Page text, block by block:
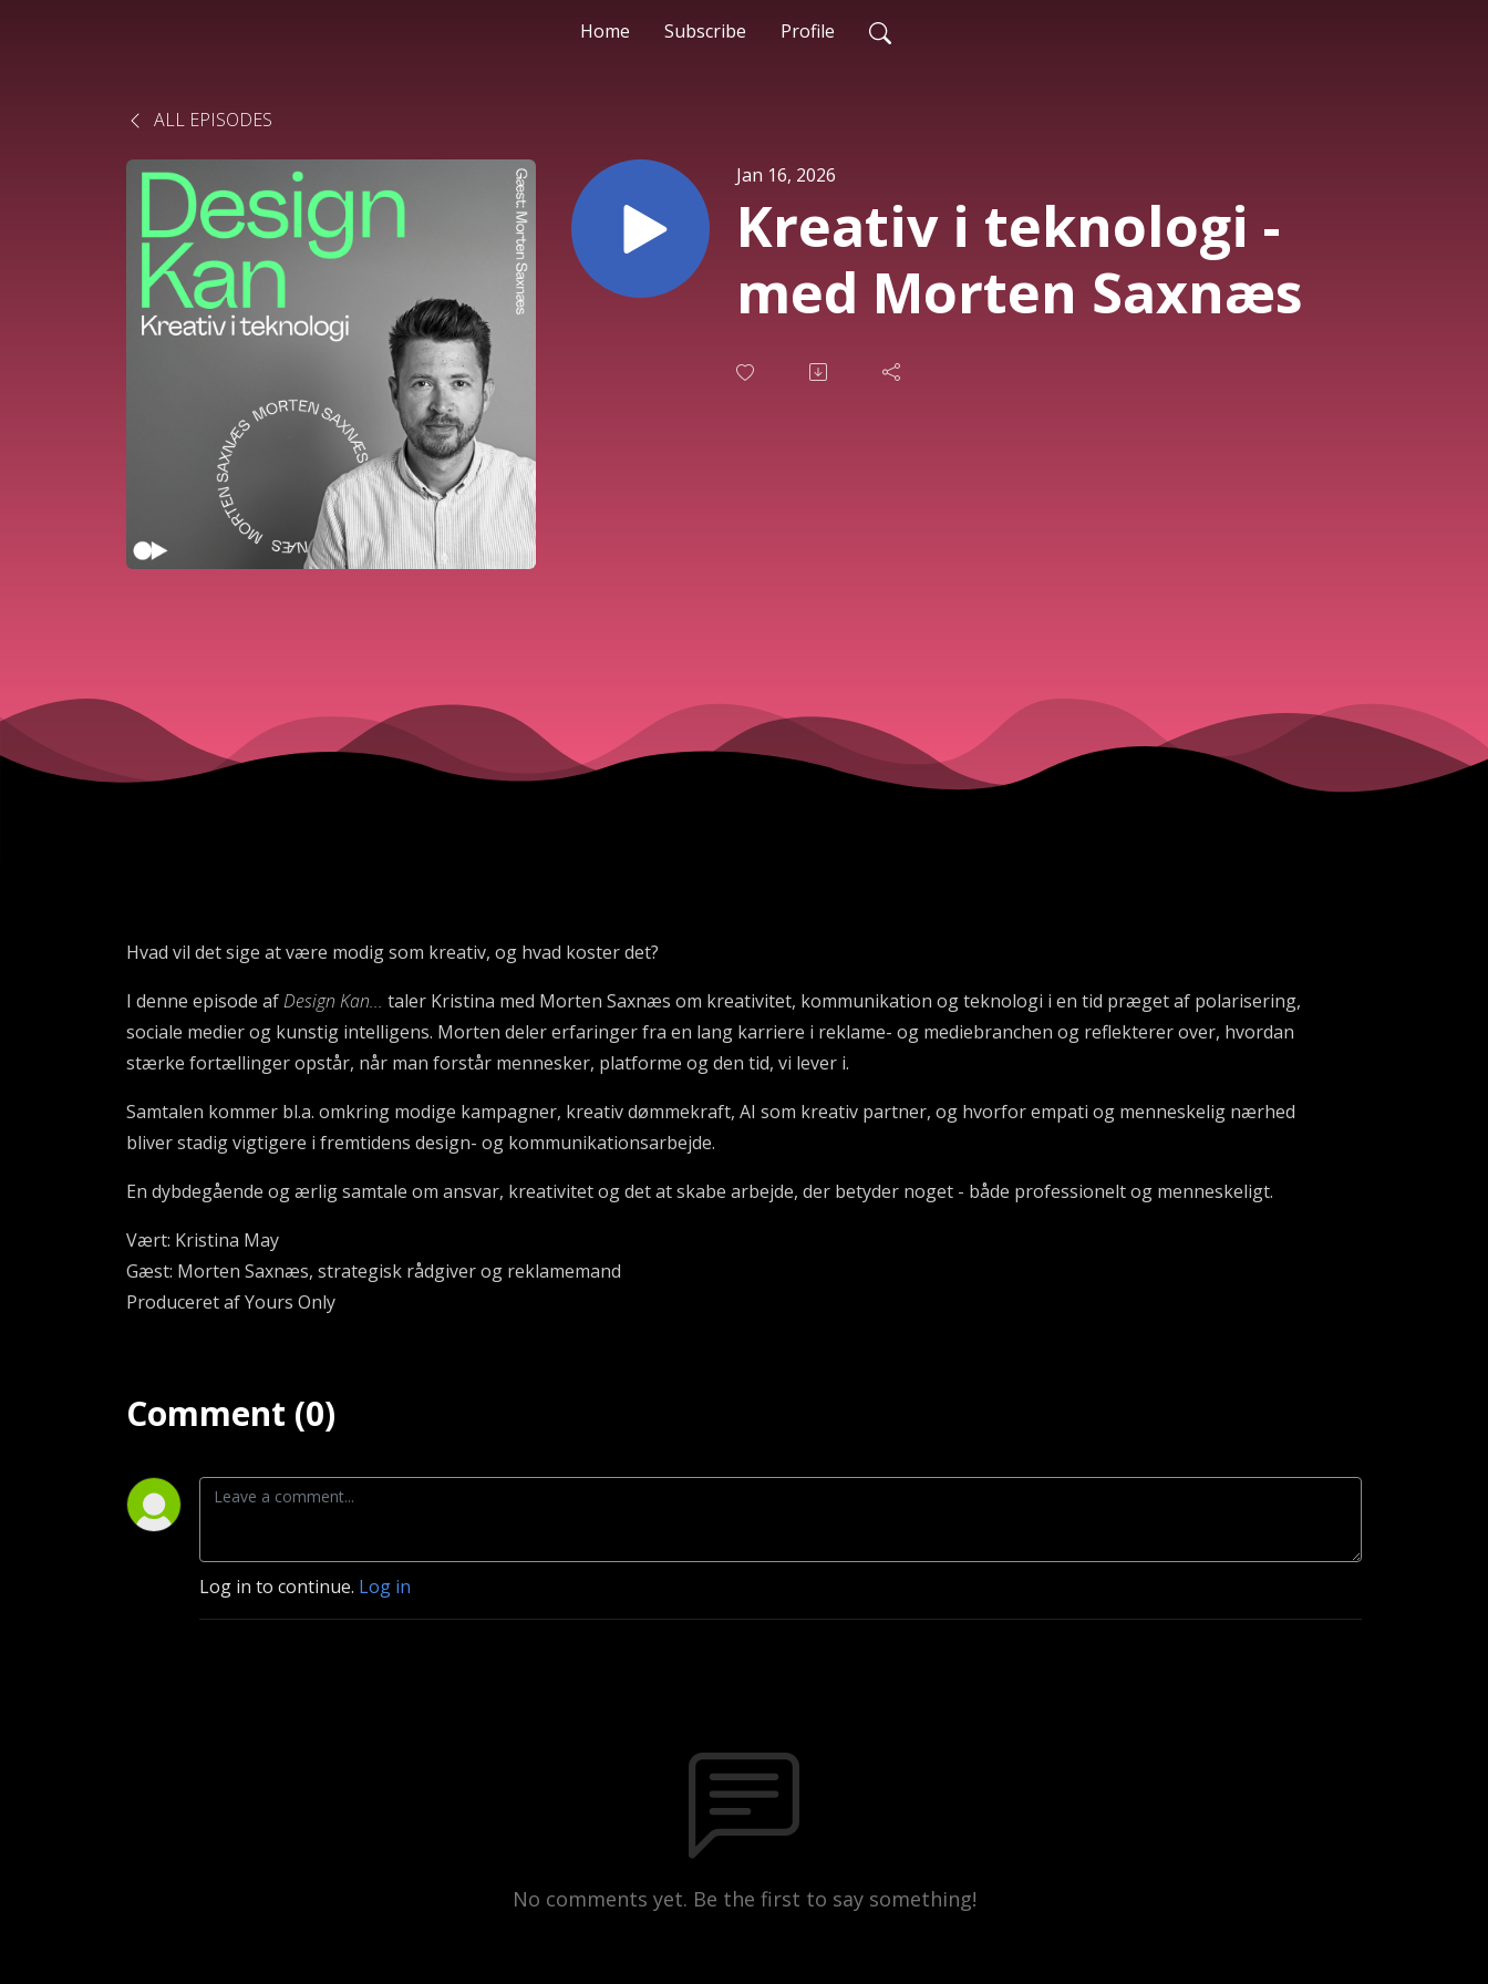
Home Subscribe Profile
ALL EPISODES
Jan 16, 2026
Kreativ i teknologi -
med Morten Saxnæs
Hvad vil det sige at være modig som kreativ, og hvad koster det?
I denne episode afDesign Kan... taler Kristina med Morten Saxnæs om kreativitet, kommunikation og teknologi i en tid præget af polarisering,
sociale medier og kunstig intelligens. Morten deler erfaringer fra en lang karriere i reklame- og mediebranchen og reflekterer over, hvordan
stærke fortællinger opstår, når man forstår mennesker, platforme og den tid, vi lever i.
Samtalen kommer bl.a. omkring modige kampagner, kreativ dømmekraft, AI som kreativ partner, og hvorfor empati og menneskelig nærhed
bliver stadig vigtigere i fremtidens design- og kommunikationsarbejde.
En dybdegående og ærlig samtale om ansvar, kreativitet og det at skabe arbejde, der betyder noget - både professionelt og menneskeligt.
Vært: Kristina May
Gæst: Morten Saxnæs, strategisk rådgiver og reklamemand
Produceret af Yours Only
Comment (0)
Log in to continue. Log in
No comments yet. Be the first to say something!